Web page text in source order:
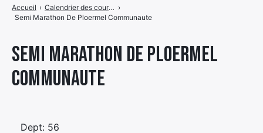
Semi Marathon De Ploermel
Communaute
Accueil › Calendrier des courses ›
Semi Marathon De Ploermel Communaute
Dept: 56
de
menu
Élément
de
Élément
de